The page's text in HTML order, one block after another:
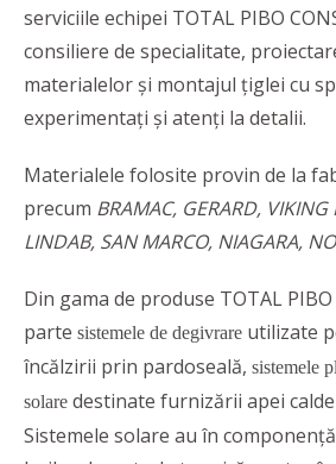
serviciile echipei TOTAL PIBO
consiliere de specialitate,
materialelor și montajul țiglei cu
experimentați și atenți la detalii.
Materialele folosite provin de la
precum BRAMAC, GERARD, VIKING
LINDAB, SAN MARCO, NIAGARA,
Din gama de produse TOTAL PIBO
parte sistemele de degivrare utilizate
încălzirii prin pardoseală, sistemele
solare destinate furnizării apei
Sistemele solare au în